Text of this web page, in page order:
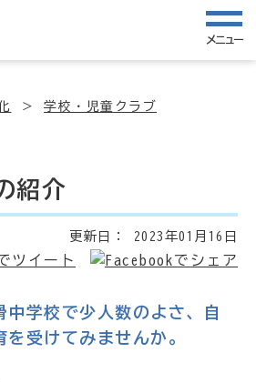
メニュー
学校・児童クラブ
紹介
更新日： 2023年01月16日
中学校で少人数のよさ、自
受けてみませんか。